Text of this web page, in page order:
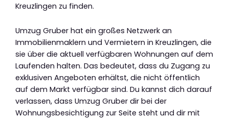
Kreuzlingen zu finden.
Umzug Gruber hat ein großes Netzwerk an
Immobilienmaklern und Vermietern in Kreuzlingen, die
sie über die aktuell verfügbaren Wohnungen auf dem
Laufenden halten. Das bedeutet, dass du Zugang zu
exklusiven Angeboten erhältst, die nicht öffentlich
auf dem Markt verfügbar sind. Du kannst dich darauf
verlassen, dass Umzug Gruber dir bei der
Wohnungsbesichtigung zur Seite steht und dir mit